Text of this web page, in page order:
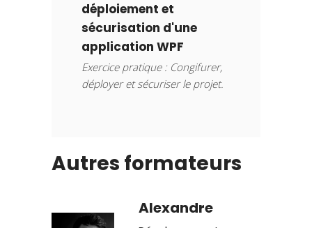
déploiement et
sécurisation d'une
application WPF
Exercice pratique : Congifurer,
déployer et sécuriser le projet.
Autres formateurs
Alexandre